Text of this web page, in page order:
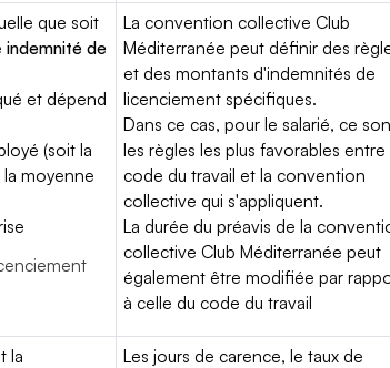
que soit
indemnité de
et dépend
(soit la
moyenne
La convention collective Club
Méditerranée peut définir des
et des montants d'indemnités de
licenciement spécifiques.
Dans ce cas, pour le salarié, ce
les règles les plus favorables entre
code du travail et la convention
collective qui s'appliquent.
La durée du préavis de la
collective Club Méditerranée peut
également être modifiée par
à celle du code du travail
la
Les jours de carence, le taux de